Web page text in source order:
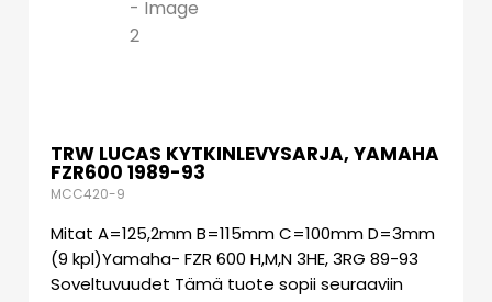
TRW LUCAS KYTKINLEVYSARJA, YAMAHA
FZR600 1989-93
MCC420-9
Mitat A=125,2mm B=115mm C=100mm D=3mm
(9 kpl)Yamaha- FZR 600 H,M,N 3HE, 3RG 89-93
Soveltuvuudet Tämä tuote sopii seuraaviin